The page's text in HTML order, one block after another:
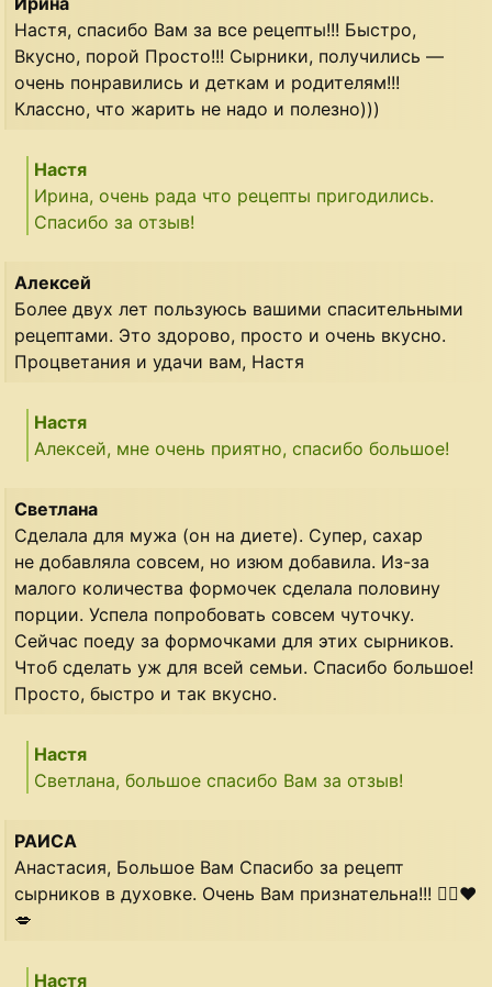
Настя, спасибо Вам за все рецепты!!! Быстро,
Вкусно, порой Просто!!! Сырники, получились —
очень понравились и деткам и родителям!!!
Классно, что жарить не надо и полезно)))
Настя
Ирина, очень рада что рецепты пригодились.
Спасибо за отзыв!
Алексей
Более двух лет пользуюсь вашими спасительными
рецептами. Это здорово, просто и очень вкусно.
Процветания и удачи вам, Настя
Настя
Алексей, мне очень приятно, спасибо большое!
Светлана
Сделала для мужа (он на диете). Супер, сахар
не добавляла совсем, но изюм добавила. Из-за
малого количества формочек сделала половину
порции. Успела попробовать совсем чуточку.
Сейчас поеду за формочками для этих сырников.
Чтоб сделать уж для всей семьи. Спасибо большое!
Просто, быстро и так вкусно.
Настя
Светлана, большое спасибо Вам за отзыв!
РАИСА
Анастасия, Большое Вам Спасибо за рецепт
сырников в духовке. Очень Вам признательна!!! 👍🏻❤
💋
Настя